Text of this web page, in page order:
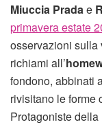
Miuccia Pradae
primavera estate
osservazioni sulla
richiami all’
fondono, abbinati
rivisitano le forme
Protagoniste